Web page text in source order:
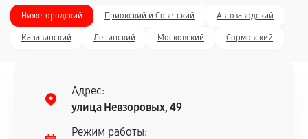
Нижегородский Приокский и Советский Автозаводский
Канавинский Ленинский Московский Сормовский
Адрес:
улица Невзоровых, 49
Режим работы: